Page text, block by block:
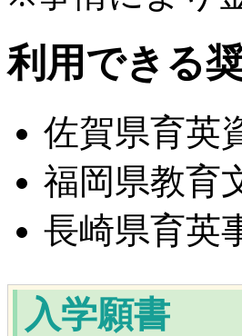
利用できる
佐賀県育英
福岡県教育
長崎県育英
入学願書